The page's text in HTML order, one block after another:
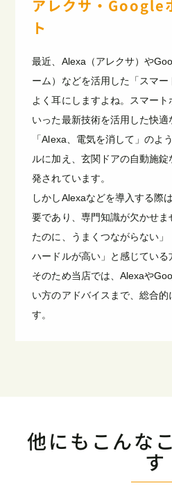
アレクサ・Google
ト
最近、Alexa（アレクサ）や
ーム）などを活用した「スマ
よく耳にしますよね。スマート
いった最新技術を活用した快適
「Alexa、電気を消して」のよ
ルに加え、玄関ドアの自動施
発されています。
しかしAlexaなどを導入する際
要であり、専門知識が欠かせ
たのに、うまくつながらない」
ハードルが高い」と感じている
そのため当店では、Alexaや
い方のアドバイスまで、総合的
す。
他にもこんな
す